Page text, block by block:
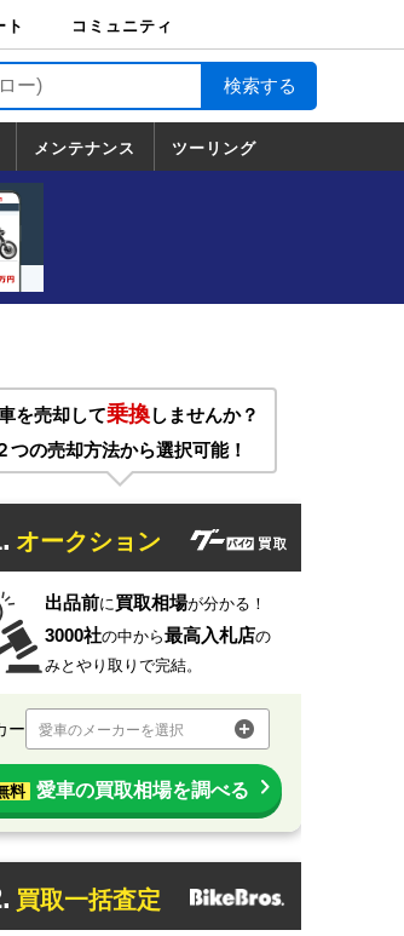
ト コミュニティ
メンテナンス ツーリング
を売却して乗換しませんか？
つの売却方法から選択可能！
オークション
出品前に買取相場が分かる！
3000社の中から最高入札店の
みとやり取りで完結。
ー 愛車のメーカーを選択
料 愛車の買取相場を調べる
買取一括査定